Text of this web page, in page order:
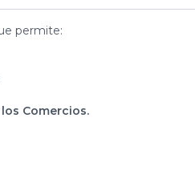
permite:
Comercios.